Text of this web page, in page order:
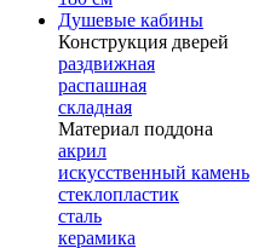
Душевые кабины
Конструкция дверей
раздвижная
распашная
складная
Материал поддона
акрил
искусственный камень
стеклопластик
сталь
керамика